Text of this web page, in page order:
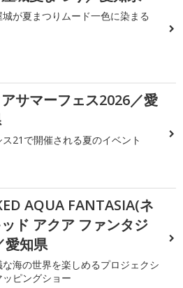
城が夏まつりムード一色に染まる
サマーフェス2026／愛
ス21で開催される夏のイベント
AQUA FANTASIA(ネ
ド アクア ファンタジ
愛知県
な海の世界を楽しめるプロジェクシ
ッピングショー